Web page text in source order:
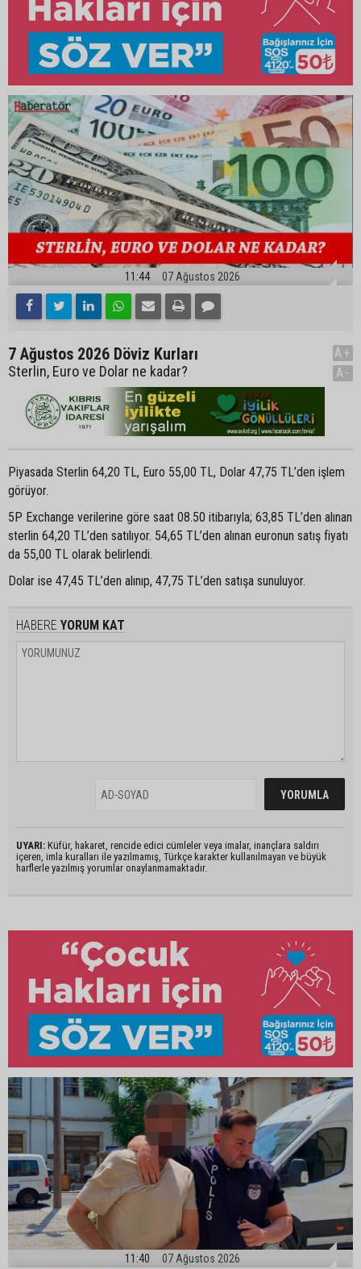
11:44 07 Ağustos 2026
7 Ağustos 2026 Döviz Kurları
Sterlin, Euro ve Dolar ne kadar?
A+
A-
Piyasada Sterlin 64,20 TL, Euro 55,00 TL, Dolar 47,75 TL’den işlem
görüyor.
5P Exchange verilerine göre saat 08.50 itibarıyla; 63,85 TL’den alınan
sterlin 64,20 TL’den satılıyor. 54,65 TL’den alınan euronun satış fiyatı
da 55,00 TL olarak belirlendi.
Dolar ise 47,45 TL’den alınıp, 47,75 TL’den satışa sunuluyor.
HABERE YORUM KAT
UYARI: Küfür, hakaret, rencide edici cümleler veya imalar, inançlara saldırı
içeren, imla kuralları ile yazılmamış, Türkçe karakter kullanılmayan ve büyük
harflerle yazılmış yorumlar onaylanmamaktadır.
11:40 07 Ağustos 2026